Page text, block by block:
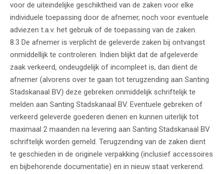
voor de uiteindelijke geschiktheid van de zaken voor elke
individuele toepassing door de afnemer, noch voor eventuele
adviezen t.a.v. het gebruik of de toepassing van de zaken.
8.3 De afnemer is verplicht de geleverde zaken bij ontvangst
onmiddellijk te controleren. Indien blijkt dat de afgeleverde
zaak verkeerd, ondeugdelijk of incompleet is, dan dient de
afnemer (alvorens over te gaan tot terugzending aan Santing
Stadskanaal BV) deze gebreken onmiddelijk schriftelijk te
melden aan Santing Stadskanaal BV. Eventuele gebreken of
verkeerd geleverde goederen dienen en kunnen uiterlijk tot
maximaal 2 maanden na levering aan Santing Stadskanaal BV
schriftelijk worden gemeld. Terugzending van de zaken dient
te geschieden in de originele verpakking (inclusief accessoires
en bijbehorende documentatie) en in nieuw staat verkerend.